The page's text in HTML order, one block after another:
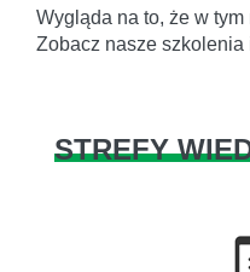
Wygląda na to, że w
Zobacz nasze szkolenia
STREFY